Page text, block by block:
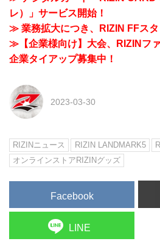
レ）」サービス開始！
≫ 業務拡大につき、RIZIN FFスタ
≫【企業様向け】大会、RIZINフ
企業タイアップ募集中！
2023-03-30
RIZINニュース RIZIN LANDMARK5
オンラインストアRIZINグッズ
Facebook
LINE